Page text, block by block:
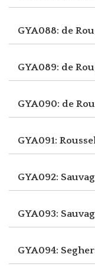
GYA088: de
GYA089: de
GYA090: de
GYA091:
GYA092:
GYA093:
GYA094: